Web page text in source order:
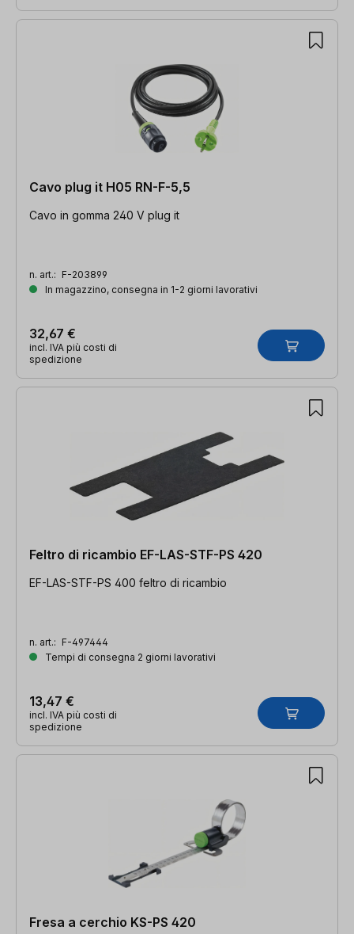
Cavo plug it H05 RN-F-5,5
Cavo in gomma 240 V plug it
n. art.: F-203899
In magazzino, consegna in 1-2 giorni lavorativi
32,67 €
incl. IVA più costi di
spedizione
Feltro di ricambio EF-LAS-STF-PS 420
EF-LAS-STF-PS 400 feltro di ricambio
n. art.: F-497444
Tempi di consegna 2 giorni lavorativi
13,47 €
incl. IVA più costi di
spedizione
Fresa a cerchio KS-PS 420